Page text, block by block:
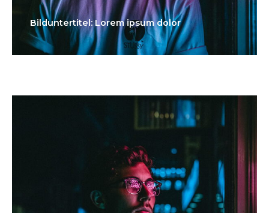
Bilduntertitel: Lorem ipsum dolor